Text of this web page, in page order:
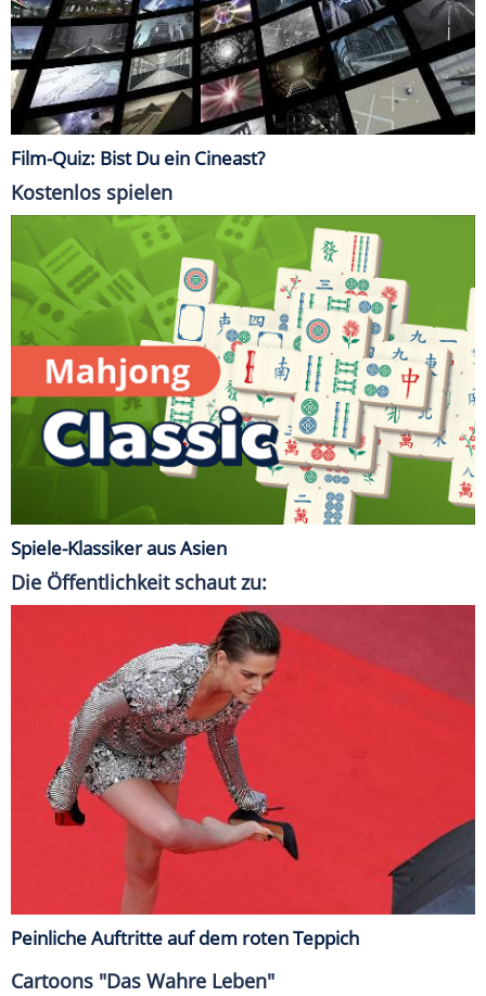
Film-Quiz: Bist Du ein Cineast?
Kostenlos spielen
Spiele-Klassiker aus Asien
Die Öffentlichkeit schaut zu:
Peinliche Auftritte auf dem roten Teppich
Cartoons "Das Wahre Leben"